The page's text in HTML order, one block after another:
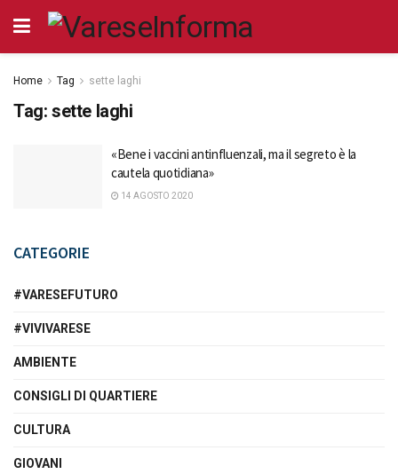
Home Tag sette laghi
Tag: sette laghi
«Bene i vaccini antinfluenzali, ma il segreto è la
cautela quotidiana»
14 AGOSTO 2020
CATEGORIE
#VARESEFUTURO
#VIVIVARESE
AMBIENTE
CONSIGLI DI QUARTIERE
CULTURA
GIOVANI